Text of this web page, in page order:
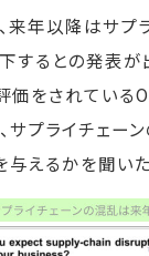
来年以降はサプ
するとの発表が
価をされている
プライチェー
えるかを聞いた